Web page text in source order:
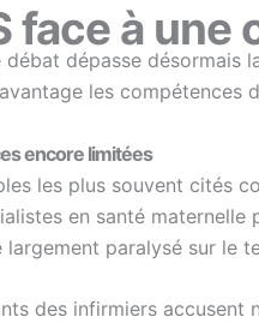
face à
dépasse désormais
les
encore limitées
les plus souvent cités
en santé maternelle
paralysé sur le
des infirmiers